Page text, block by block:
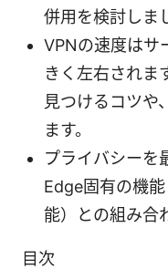
併用を検討しま
VPNの速度はサ
きく左右されま
見つけるコツや
ます。
プライバシーを
Edge固有の機
能）との組み合
目次